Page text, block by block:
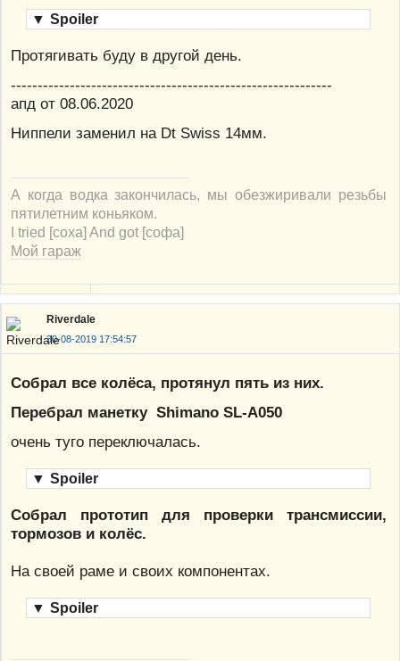
▼ Spoiler
Протягивать буду в другой день.
------------------------------------------------------------
апд от 08.06.2020
Ниппели заменил на Dt Swiss 14мм.
А когда водка закончилась, мы обезжиривали резьбы
пятилетним коньяком.
I tried [соха] And got [софа]
Мой гараж
Riverdale
30-08-2019 17:54:57
Собрал все колёса, протянул пять из них.
Перебрал манетку Shimano SL-A050
очень туго переключалась.
▼ Spoiler
Собрал прототип для проверки трансмиссии,
тормозов и колёс.
На своей раме и своих компонентах.
▼ Spoiler